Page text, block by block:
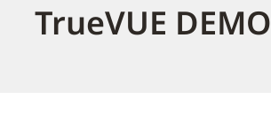
TrueVUE DEMO